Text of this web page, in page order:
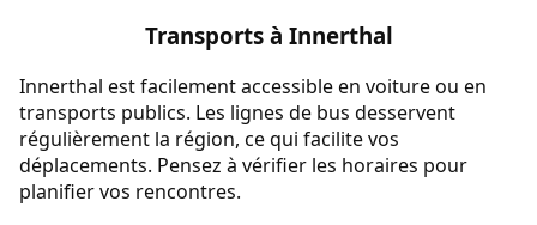
Transports à Innerthal
Innerthal est facilement accessible en voiture ou en
transports publics. Les lignes de bus desservent
régulièrement la région, ce qui facilite vos
déplacements. Pensez à vérifier les horaires pour
planifier vos rencontres.